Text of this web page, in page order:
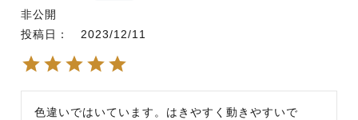
非公開
投稿日
2023/12/11
色違いではいています。はきやすく動きやすいで